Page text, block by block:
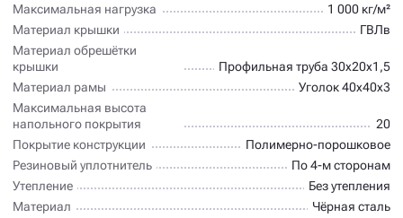
Максимальная нагрузка
1 000 кг/м²
Материал крышки
ГВЛв
Материал обрешётки
крышки
Профильная труба 30х20х1,5
Материал рамы
Уголок 40х40х3
Максимальная высота
напольного покрытия
20
Покрытие конструкции
Полимерно-порошковое
Резиновый уплотнитель
По 4-м сторонам
Утепление
Без утепления
Материал
Чёрная сталь